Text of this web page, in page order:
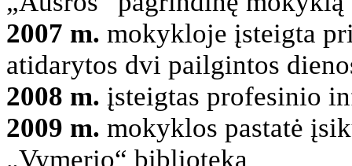
2007 m. mokykloje įsteigta
atidarytos dvi pailgintos
2008 m. įsteigtas profesinio
2009 m. mokyklos pastatė
„Vymerio“ biblioteka